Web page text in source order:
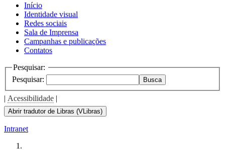
Início
Identidade visual
Redes sociais
Sala de Imprensa
Campanhas e publicações
Contatos
Pesquisar:
Pesquisar:
Busca
| Acessibilidade |
Abrir tradutor de Libras (VLibras)
Intranet